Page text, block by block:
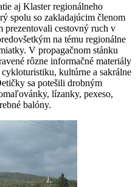
aj Klaster regionálneho
spolu so zakladajúcim členom
prezentovali cestovný ruch v
na tému regionálne
V propagačnom stánku
rôzne informačné materiály
kultúrne a sakrálne
sa potešili drobným
lízanky, pexeso,
balóny.